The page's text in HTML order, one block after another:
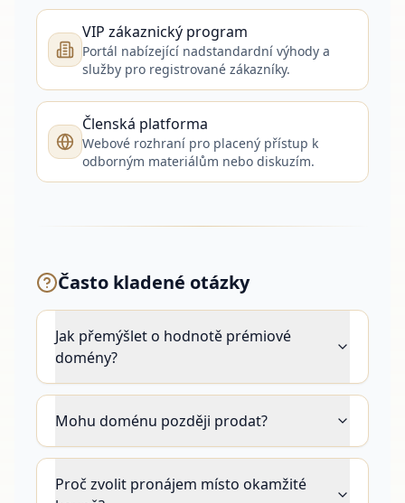
VIP zákaznický program
Portál nabízející nadstandardní výhody a
služby pro registrované zákazníky.
Členská platforma
Webové rozhraní pro placený přístup k
odborným materiálům nebo diskuzím.
Často kladené otázky
Jak přemýšlet o hodnotě prémiové
domény?
Mohu doménu později prodat?
Proč zvolit pronájem místo okamžité